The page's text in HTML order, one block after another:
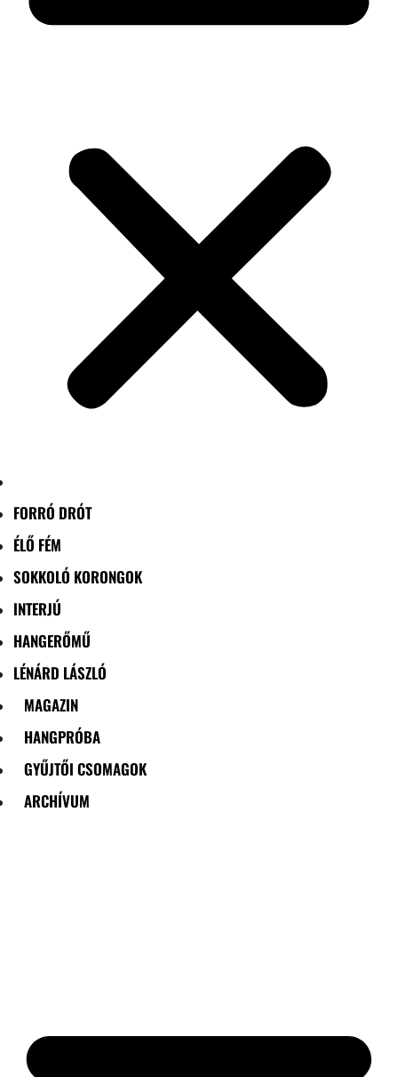
FORRÓ DRÓT
ÉLŐ FÉM
SOKKOLÓ KORONGOK
INTERJÚ
HANGERŐMŰ
LÉNÁRD LÁSZLÓ
MAGAZIN
HANGPRÓBA
GYŰJTŐI CSOMAGOK
ARCHÍVUM